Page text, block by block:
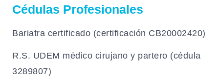
Cédulas Profesionales
Bariatra certificado (certificación CB20002420)
R.S. UDEM médico cirujano y partero (cédula
3289807)